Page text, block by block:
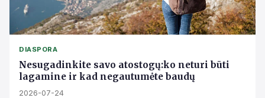
DIASPORA
Nesugadinkite savo atostogų:ko neturi būti
lagamine ir kad negautumėte baudų
2026-07-24